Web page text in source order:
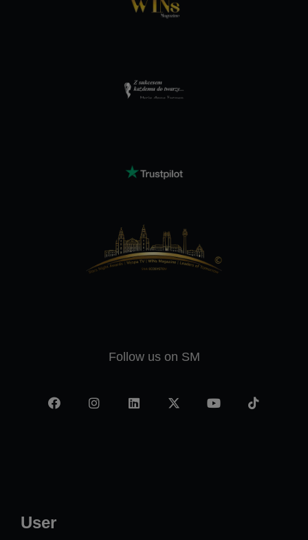
Follow us on SM
FacebookInstagramLinkedIn YouTubeTikTok
User